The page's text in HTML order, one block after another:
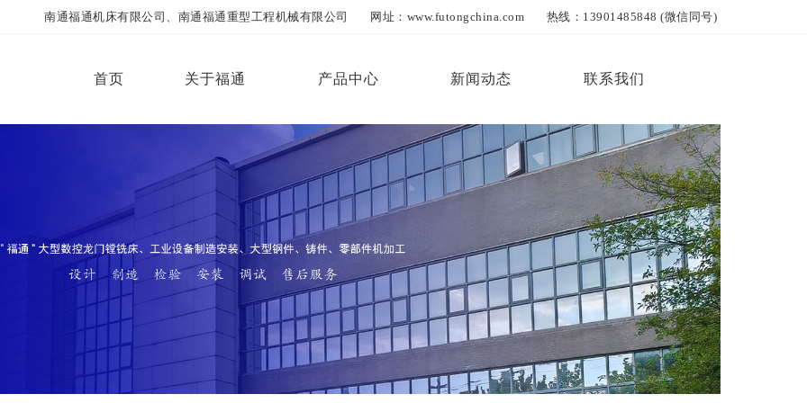
南通福通机床有限公司、南通福通重型工程机械有限公司 网址：www.futongchina.com 热线：13901485848 (微信同号)
首页 关于福通 产品中心 新闻动态 联系我们